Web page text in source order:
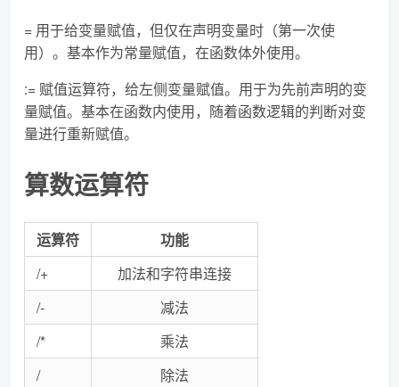
= 用于给变量赋值，但仅在声明变量时（第一次使
用）。基本作为常量赋值，在函数体外使用。
:= 赋值运算符，给左侧变量赋值。用于为先前声明的变
量赋值。基本在函数内使用，随着函数逻辑的判断对变
量进行重新赋值。
算数运算符
运算符
功能
/+
加法和字符串连接
/-
减法
/*
乘法
/
除法